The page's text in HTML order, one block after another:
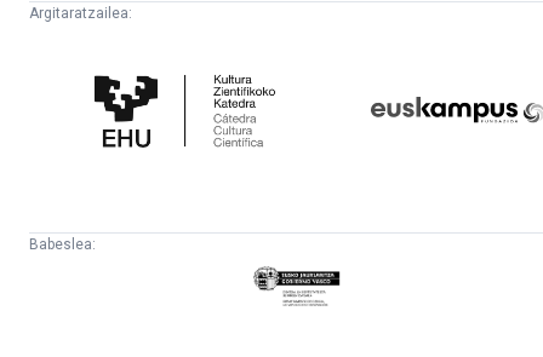
Argitaratzailea:
Zientifikoko
Katedra
Babeslea:
Eusko
Jaurlaritza